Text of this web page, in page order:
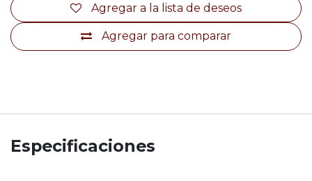
Agregar para comparar
Agregar a la lista de deseos
Especificaciones